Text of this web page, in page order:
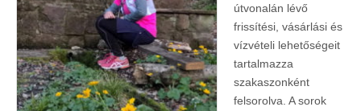
útvonalán lévő
frissítési, vásárlási és
vízvételi lehetőségeit
tartalmazza
szakaszonként
felsorolva. A sorok